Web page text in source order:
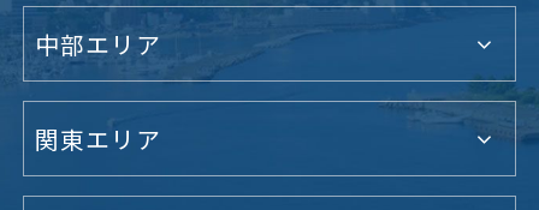
中部エリア
関東エリア